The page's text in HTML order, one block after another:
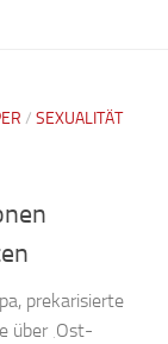
/ SEXUALITÄT
prekarisierte
über ‚Ost-